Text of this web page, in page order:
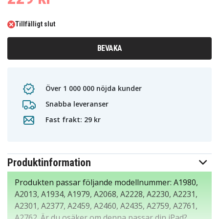
Tillfälligt slut
BEVAKA
Över 1 000 000 nöjda kunder
Snabba leveranser
Fast frakt: 29 kr
Produktinformation
Produkten passar följande modellnummer: A1980,
A2013, A1934, A1979, A2068, A2228, A2230, A2231,
A2301, A2377, A2459, A2460, A2435, A2759, A2761,